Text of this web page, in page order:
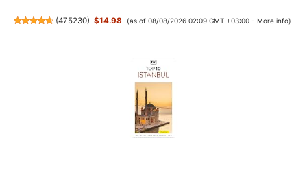
(475230) $14.98 (as of 08/08/2026 02:09 GMT +03:00 - More info)